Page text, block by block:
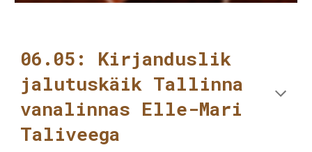
06.05: Kirjanduslik
jalutuskäik Tallinna
vanalinnas Elle-Mari
Taliveega